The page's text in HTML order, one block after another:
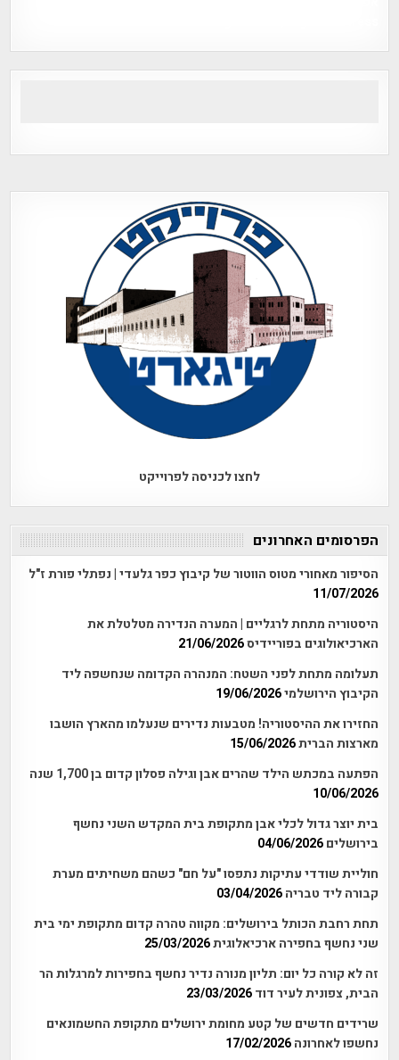
לחצו לכניסה לפרוייקט
הפרסומים האחרונים
הסיפור מאחורי מטוס הווטור של קיבוץ כפר גלעדי | נפתלי פורת ז"ל
11/07/2026
היסטוריה מתחת לרגליים | המערה הנדירה מטלטלת את
הארכיאולוגים בפוריידיס21/06/2026
תעלומה מתחת לפני השטח: המנהרה הקדומה שנחשפה ליד
הקיבוץ הירושלמי19/06/2026
החזירו את ההיסטוריה! מטבעות נדירים שנעלמו מהארץ הושבו
מארצות הברית15/06/2026
הפתעה במכתש הילד שהרים אבן וגילה פסלון קדום בן 1,700 שנה
10/06/2026
בית יוצר גדול לכלי אבן מתקופת בית המקדש השני נחשף
בירושלים 04/06/2026
חוליית שודדי עתיקות נתפסו "על חם" כשהם משחיתים מערת
קבורה ליד טבריה 03/04/2026
תחת רחבת הכותל בירושלים: מקווה טהרה קדום מתקופת ימי בית
שני נחשף בחפירה ארכיאלוגית25/03/2026
זה לא קורה כל יום: תליון מנורה נדיר נחשף בחפירות למרגלות הר
הבית, צפונית לעיר דוד 23/03/2026
שרידים חדשים של קטע מחומת ירושלים מתקופת החשמונאים
נחשפו לאחרונה 17/02/2026